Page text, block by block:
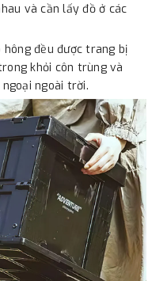
và cần lấy đồ ở các
hông đều được trang bị
khỏi côn trùng và
ngoài trời.